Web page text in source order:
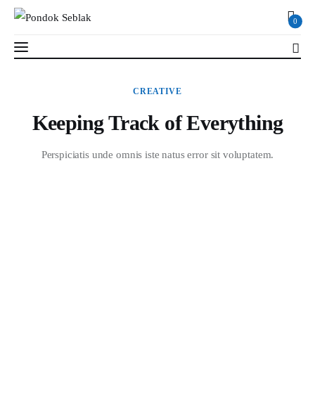
0
SHARE POST
CREATIVE
Keeping Track of Everything
Perspiciatis unde omnis iste natus error sit voluptatem.